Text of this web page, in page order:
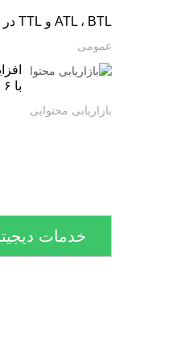
ATL ، BTL و TTL در چیست؟
عمومی
با ۶ استراتژی ساده
بازاریابی محتوایی
خدمات